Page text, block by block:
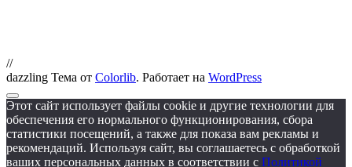
//
dazzling Тема от Colorlib. Работает на WordPress
Этот сайт использует файлы cookie и другие технологии для
обеспечения его нормального функционирования, сбора
статистики посещений, а также для показа вам рекламы и
рекомендаций. Используя сайт, вы соглашаетесь с обработкой
ваших персональных данных в соответствии с Политикой